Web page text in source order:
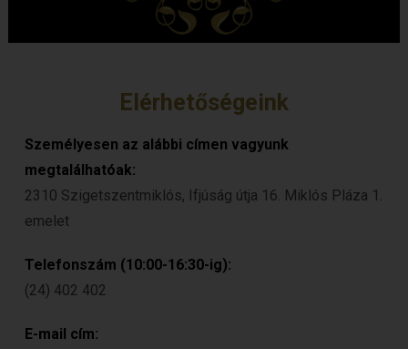
Elérhetőségeink
Személyesen az alábbi címen vagyunk
megtalálhatóak:
2310 Szigetszentmiklós, Ifjúság útja 16. Miklós Pláza 1.
emelet
Telefonszám (10:00-16:30-ig):
(24) 402 402
E-mail cím: